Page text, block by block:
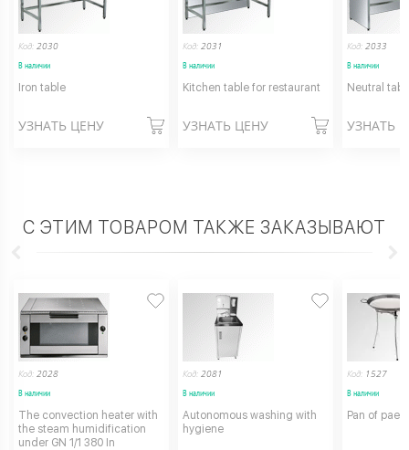
Код: 2030
В наличии
Iron table
УЗНАТЬ ЦЕНУ
Код: 2031
В наличии
Kitchen table for restaurant
УЗНАТЬ ЦЕНУ
Код: 2033
В наличии
Neutral
УЗНАТЬ
С ЭТИМ ТОВАРОМ ТАКЖЕ ЗАКАЗЫВАЮТ
Код: 2028
В наличии
The convection heater with
the steam humidification
under GN 1/1 380 In
Код: 2081
В наличии
Autonomous washing with
hygiene
Код: 1527
В наличии
Pan of